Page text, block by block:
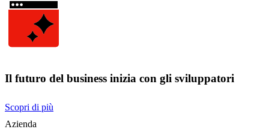
Il futuro del business inizia con gli sviluppatori
Scopri di più
Azienda